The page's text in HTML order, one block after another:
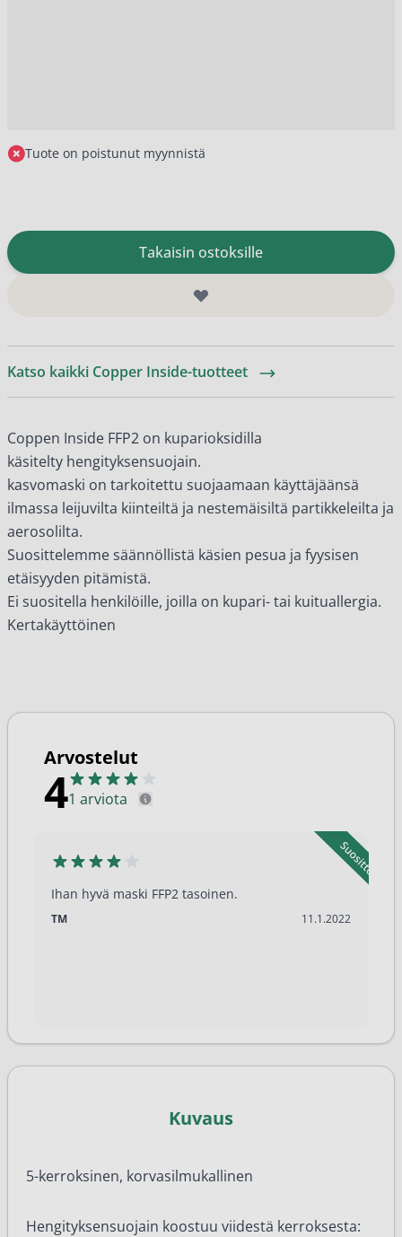
Tuote on poistunut myynnistä
Takaisin ostoksille
Katso kaikki Copper Inside-tuotteet
Coppen Inside FFP2 on kuparioksidilla
käsitelty hengityksensuojain.
kasvomaski on tarkoitettu suojaamaan käyttäjäänsä
ilmassa leijuvilta kiinteiltä ja nestemäisiltä partikkeleilta ja
aerosolilta.
Suosittelemme säännöllistä käsien pesua ja fyysisen
etäisyyden pitämistä.
Ei suositella henkilöille, joilla on kupari- tai kuituallergia.
Kertakäyttöinen
Arvostelut
41 arviota
Ihan hyvä maski FFP2 tasoinen.
TM 11.1.2022
11.1.2022
Kuvaus
5-kerroksinen, korvasilmukallinen
Hengityksensuojain koostuu viidestä kerroksesta: